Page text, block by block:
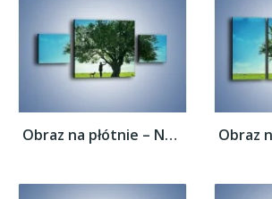
Obraz na płótnie – Na długi spacer z psem...